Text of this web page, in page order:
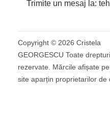
Trimite un mesaj la:
Copyright © 2026 Cristela
GEORGESCU Toate
rezervate. Mărcile afișate
site aparțin proprietarilor de